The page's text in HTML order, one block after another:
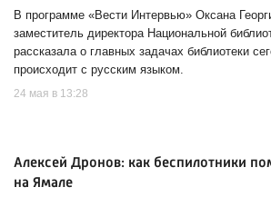
В программе «Вести Интервью» Оксана
заместитель директора Национальной
рассказала о главных задачах библиотеки
происходит с русским языком.
24 мая в 13:28
Алексей Дронов: как беспилотники
на Ямале